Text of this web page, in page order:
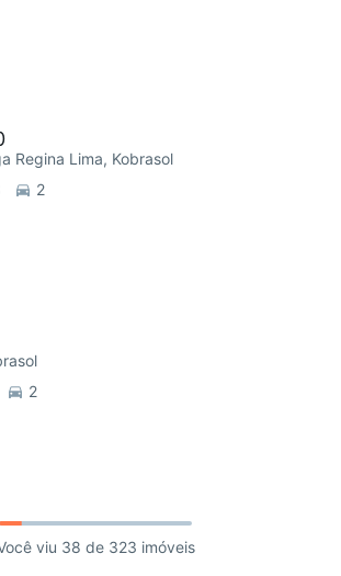
Regina Lima, Kobrasol
2
2
viu 38 de 323 imóveis